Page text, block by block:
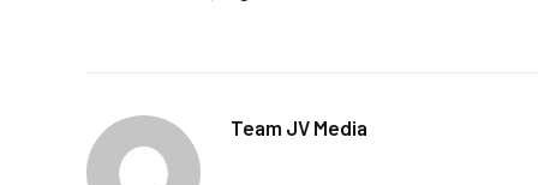
Team JV Media